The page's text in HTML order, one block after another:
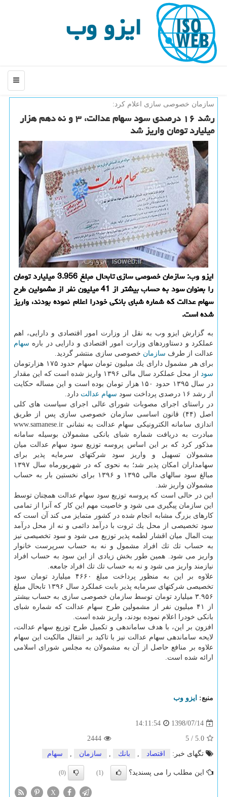
ایزو وب
منو
سازمان خصوصی سازی اعلام كرد:
رشد ۱۶ درصدی سود سهام عدالت، ۳ و نه دهم هزار
میلیارد تومان واریز شد
ایزو وب: سازمان خصوصی سازی تابحال مبلغ 3.956 میلیارد تومان
را بعنوان سود به حساب بیشتر از 41 میلیون نفر از مشمولین طرح
سهام عدالت كه شماره شبای بانكی خودرا اعلام نموده بودند، واریز
شده است.
به گزارش ایزو وب به نقل از وزارت امور اقتصادی و دارایی، اهم
عملكرد و دستاوردهای وزارت امور اقتصادی و دارایی در باره سهام
عدالت از طرف سازمان خصوصی سازی منتشر گردید.
برای هر مشمول دارای یك میلیون تومان سهام حدود ۱۷۵ هزارتومان
سود
از محل عملكرد سال مالی ۱۳۹۶ واریز شده است كه این مقدار
در سال ۱۳۹۵ حدود ۱۵۰ هزار تومان بوده است و این مساله حكایت
از رشد ۱۶ درصدی پرداخت سود
سهام عدالت دارد.
در راستای اجرای مصوبات شورای عالی اجرای سیاست های كلی
اصل (۴۴) قانون اساسی سازمان خصوصی سازی پس از طریق
اندازی سامانه الكترونیكی سهام عدالت به نشانی www.samanese.ir
مبادرت به دریافت شماره شبای بانكی مشمولان بوسیله سامانه
مذكور كرد كه بر این اساس پروسه توزیع سود سهام عدالت میان
مشمولان تسهیل و واریز سود شركت­های سرمایه پذیر برای
سهامداران امكان پذیر شد؛ به نحوی كه در شهریورماه سال ۱۳۹۷
مبالغ سود سالهای مالی ۱۳۹۵ و ۱۳۹۶ برای نخستین بار به حساب
مشمولان واریز شد.
این در حالی است كه پروسه توزیع سود سهام عدالت همچنان توسط
این سازمان پیگیری می شود و خاصیت مهم این كار كه آنرا از تمامی
كارهای بزرگ مشابه انجام شده در كشور متمایز می كند آن است كه
سود تخصیصی از محل یك ثروت با درآمد دائمی و نه از محل درآمد
بیت المال میان اقشار لطمه پذیر توزیع می شود و سود تخصیصی نیز
به حساب تك تك افراد مشمول و نه به حساب سرپرست خانوار
واریز می شود. همین طور بخش زیادی از این سود به حساب افراد
نیازمند واریز می شود و نه به حساب تك تك افراد جامعه.
علاوه بر این به منظور پرداخت مبلغ ۴۶۶۰ میلیارد تومان سود
تخصیصی شركتهای سرمایه پذیر بابت عملكرد سال ۱۳۹۶ تابحال مبلغ
۳.۹۵۶ میلیارد تومان توسط سازمان خصوصی سازی به حساب بیشتر
از ۴۱ میلیون نفر از مشمولین طرح سهام عدالت كه شماره شبای
بانكی خودرا اعلام نموده بودند، واریز شده است.
افزون بر این، با هدف ساماندهی و تكمیل طرح توزیع سهام عدالت،
لایحه ساماندهی سهام عدالت نیز با تاكید بر انتقال مالكیت این سهام
علاوه بر منافع حاصل از آن به مشمولان به مجلس شورای اسلامی
ارائه شده است.
منبع: ایزو وب
1398/07/14
14:11:54
5.0
/
5
2444
تگهای خبر:
اقتصاد , بانك , سازمان , سهام
این مطلب را می پسندید؟ (1)
(0)
X